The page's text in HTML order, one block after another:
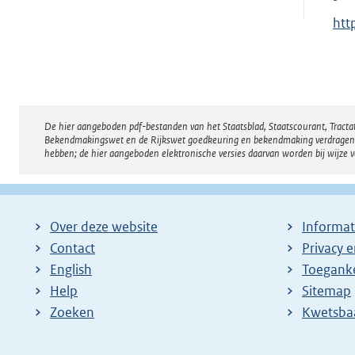
E
n
e
i
k
:
Disclaimer
De hier aangeboden pdf-bestanden van het Staatsblad, Staatscourant,
Bekendmakingswet en de Rijkswet goedkeuring en bekendmaking
hebben; de hier aangeboden elektronische versies daarvan worden bij wijze
Over deze website
Contact
English
Help
Zoeken
Privacy
Sitemap
E